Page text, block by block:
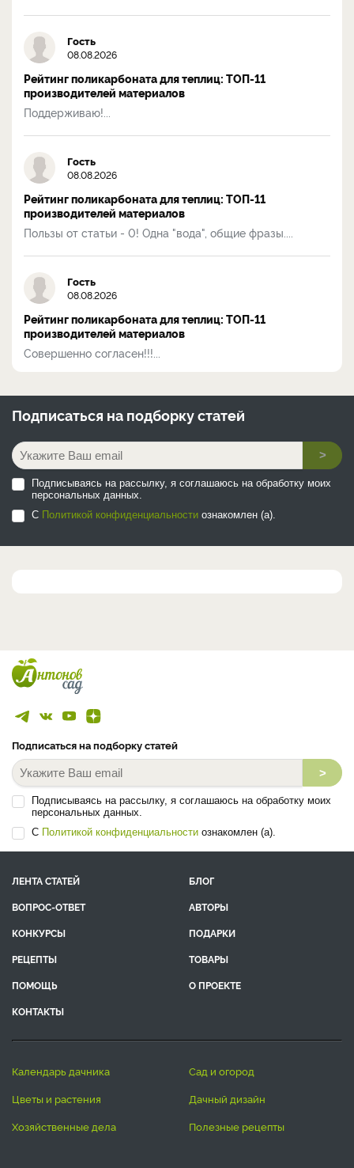
Гость
08.08.2026
Рейтинг поликарбоната для теплиц: ТОП-11
производителей материалов
Поддерживаю!...
Гость
08.08.2026
Рейтинг поликарбоната для теплиц: ТОП-11
производителей материалов
Пользы от статьи - 0! Одна "вода", общие фразы....
Гость
08.08.2026
Рейтинг поликарбоната для теплиц: ТОП-11
производителей материалов
Совершенно согласен!!!...
Подписаться на подборку статей
>
Подписываясь на рассылку, я соглашаюсь на обработку моих
персональных данных.
С Политикой конфиденциальности ознакомлен (а).
Подписаться на подборку статей
>
Подписываясь на рассылку, я соглашаюсь на обработку моих
персональных данных.
С Политикой конфиденциальности ознакомлен (а).
ЛЕНТА СТАТЕЙ
БЛОГ
ВОПРОС-ОТВЕТ
АВТОРЫ
КОНКУРСЫ
ПОДАРКИ
РЕЦЕПТЫ
ТОВАРЫ
ПОМОЩЬ
О ПРОЕКТЕ
КОНТАКТЫ
календарь дачника
сад и огород
цветы и растения
дачный дизайн
хозяйственные дела
полезные рецепты